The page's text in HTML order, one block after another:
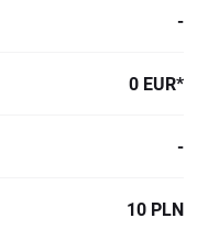
-
0 EUR*
-
10 PLN